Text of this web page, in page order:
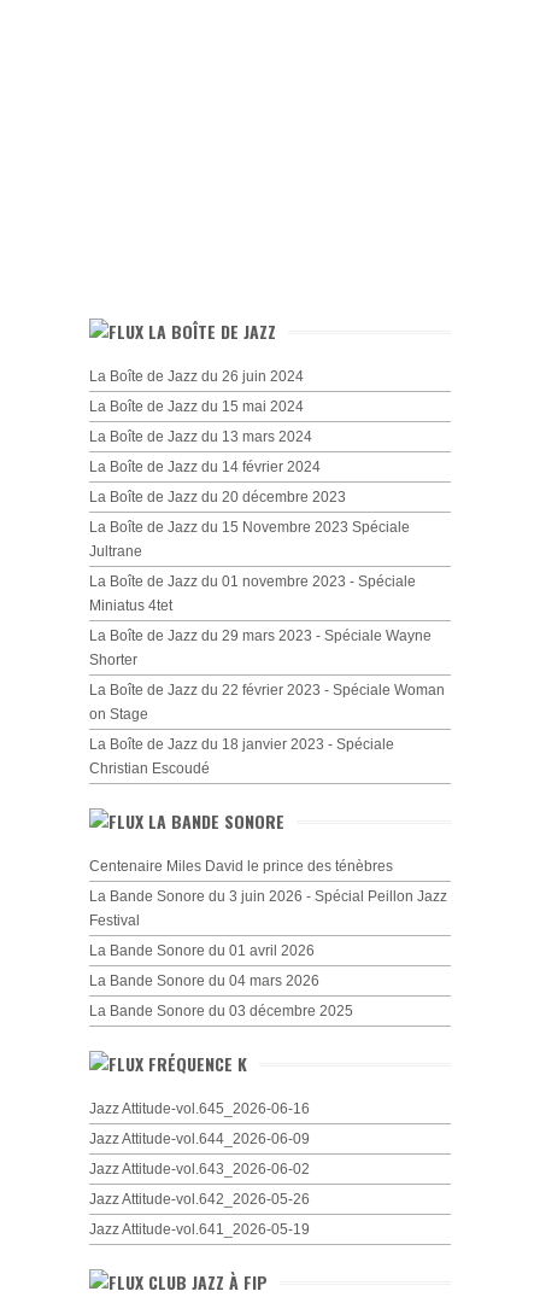
LA BOÎTE DE JAZZ
La Boîte de Jazz du 26 juin 2024
La Boîte de Jazz du 15 mai 2024
La Boîte de Jazz du 13 mars 2024
La Boîte de Jazz du 14 février 2024
La Boîte de Jazz du 20 décembre 2023
La Boîte de Jazz du 15 Novembre 2023 Spéciale
Jultrane
La Boîte de Jazz du 01 novembre 2023 - Spéciale
Miniatus 4tet
La Boîte de Jazz du 29 mars 2023 - Spéciale Wayne
Shorter
La Boîte de Jazz du 22 février 2023 - Spéciale Woman
on Stage
La Boîte de Jazz du 18 janvier 2023 - Spéciale
Christian Escoudé
LA BANDE SONORE
Centenaire Miles David le prince des ténèbres
La Bande Sonore du 3 juin 2026 - Spécial Peillon Jazz
Festival
La Bande Sonore du 01 avril 2026
La Bande Sonore du 04 mars 2026
La Bande Sonore du 03 décembre 2025
FRÉQUENCE K
Jazz Attitude-vol.645_2026-06-16
Jazz Attitude-vol.644_2026-06-09
Jazz Attitude-vol.643_2026-06-02
Jazz Attitude-vol.642_2026-05-26
Jazz Attitude-vol.641_2026-05-19
CLUB JAZZ À FIP